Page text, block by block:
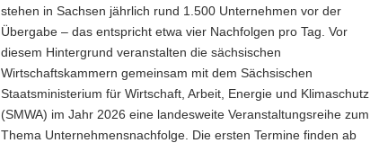
stehen in Sachsen jährlich rund 1.500 Unternehmen vor der
Übergabe – das entspricht etwa vier Nachfolgen pro Tag. Vor
diesem Hintergrund veranstalten die sächsischen
Wirtschaftskammern gemeinsam mit dem Sächsischen
Staatsministerium für Wirtschaft, Arbeit, Energie und Klimaschutz
(SMWA) im Jahr 2026 eine landesweite Veranstaltungsreihe zum
Thema Unternehmensnachfolge. Die ersten Termine finden ab